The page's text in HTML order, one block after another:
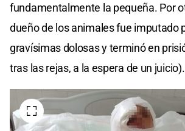
fundamentalmente la pequeña. Por
dueño de los animales fue imputado
gravísimas dolosas y terminó en
tras las rejas, a la espera de un juicio).